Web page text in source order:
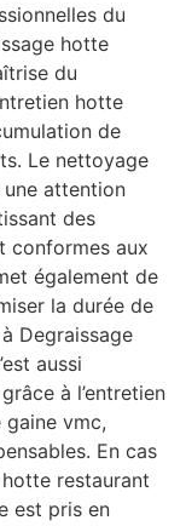
du
hotte
du
hotte
de
Le nettoyage
attention
des
conformes aux
également de
la durée de
Degraissage
aussi
à l’entretien
vmc,
En cas
restaurant
est pris en